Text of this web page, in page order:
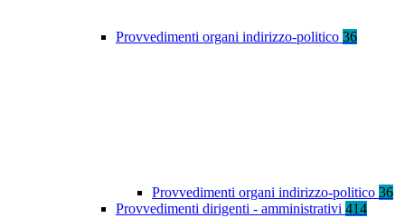
Provvedimenti organi indirizzo-politico 36
Provvedimenti organi indirizzo-politico 36
Provvedimenti dirigenti - amministrativi 414